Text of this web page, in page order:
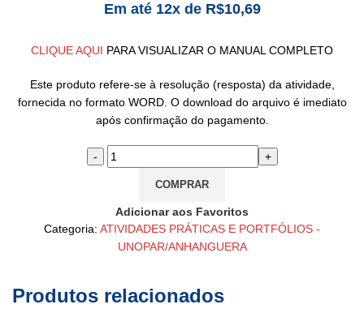
Em até 12x de R$10,69
CLIQUE AQUI PARA VISUALIZAR O MANUAL COMPLETO
Este produto refere-se à resolução (resposta) da atividade,
fornecida no formato WORD. O download do arquivo é imediato
após confirmação do pagamento.
COMPRAR
Adicionar aos Favoritos
Categoria: ATIVIDADES PRÁTICAS E PORTFÓLIOS -
UNOPAR/ANHANGUERA
Produtos relacionados